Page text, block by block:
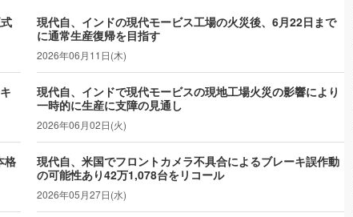
現代自、インドの現代モービス工場の火災後、6月22日まで
に通常生産復帰を目指す
2026年06月11日(木)
現代自、インドで現代モービスの現地工場火災の影響により
一時的に生産に支障の見通し
2026年06月02日(火)
格
現代自、米国でフロントカメラ不具合によるブレーキ誤作動
の可能性あり42万1,078台をリコール
2026年05月27日(水)